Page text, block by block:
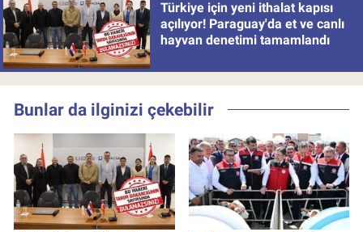
Türkiye için yeni ithalat kapısı
açılıyor! Paraguay'da et ve canlı
hayvan denetimi tamamlandı
Bunlar da ilginizi çekebilir